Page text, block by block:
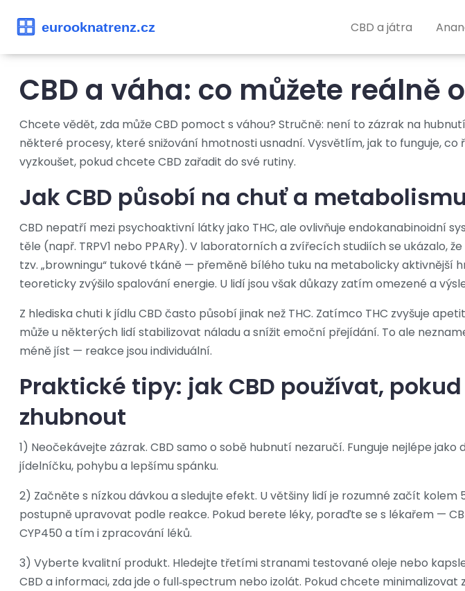
CBD a játra
CBD a váha: co můžete reálně
Chcete vědět, zda může CBD pomoct s váhou? Stručně: není to zázrak na
některé procesy, které snižování hmotnosti usnadní. Vysvětlím, jak to funguje, co
vyzkoušet, pokud chcete CBD zařadit do své rutiny.
Jak CBD působí na chuť a
CBD nepatří mezi psychoaktivní látky jako THC, ale ovlivňuje endokanabinoidní
těle (např. TRPV1 nebo PPARy). V laboratorních a zvířecích studiích se ukázalo,
tzv. „browningu“ tukové tkáně — přeměně bílého tuku na metabolicky aktivnější
teoreticky zvýšilo spalování energie. U lidí jsou však důkazy zatím omezené a
Z hlediska chuti k jídlu CBD často působí jinak než THC. Zatímco THC zvyšuje
může u některých lidí stabilizovat náladu a snížit emoční přejídání. To ale
méně jíst — reakce jsou individuální.
Praktické tipy: jak CBD používat,
zhubnout
1) Neočekávejte zázrak. CBD samo o sobě hubnutí nezaručí. Funguje nejlépe
jídelníčku, pohybu a lepšímu spánku.
2) Začněte s nízkou dávkou a sledujte efekt. U většiny lidí je rozumné začít kolem
postupně upravovat podle reakce. Pokud berete léky, poraďte se s lékařem —
CYP450 a tím i zpracování léků.
3) Vyberte kvalitní produkt. Hledejte třetími stranami testované oleje nebo
CBD a informaci, zda jde o full‑spectrum nebo izolát. Pokud chcete